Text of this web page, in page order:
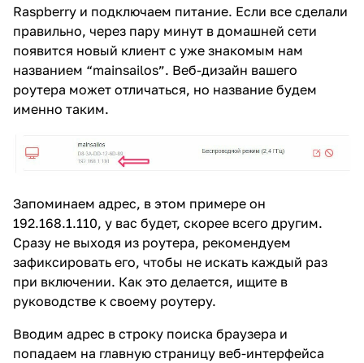
Raspberry и подключаем питание. Если все сделали
правильно, через пару минут в домашней сети
появится новый клиент с уже знакомым нам
названием “mainsailos”. Веб-дизайн вашего
роутера может отличаться, но название будем
именно таким.
Запоминаем адрес, в этом примере он
192.168.1.110, у вас будет, скорее всего другим.
Сразу не выходя из роутера, рекомендуем
зафиксировать его, чтобы не искать каждый раз
при включении. Как это делается, ищите в
руководстве к своему роутеру.
Вводим адрес в строку поиска браузера и
попадаем на главную страницу веб-интерфейса